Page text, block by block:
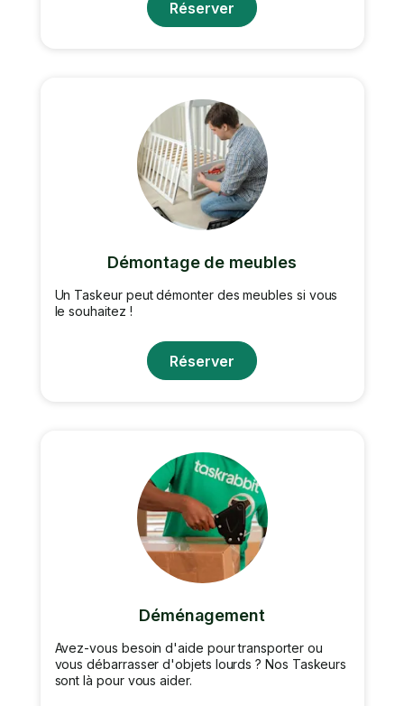
Réserver
Démontage de meubles
Un Taskeur peut démonter des meubles si vous
le souhaitez !
Réserver
Déménagement
Avez-vous besoin d'aide pour transporter ou
vous débarrasser d'objets lourds ? Nos Taskeurs
sont là pour vous aider.